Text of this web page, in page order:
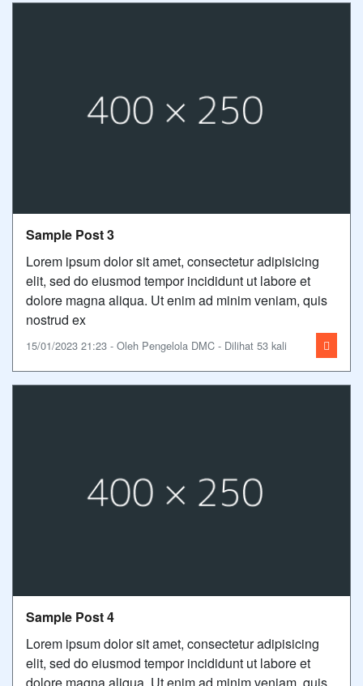
Sample Post 3
Lorem ipsum dolor sit amet, consectetur adipisicing
elit, sed do eiusmod tempor incididunt ut labore et
dolore magna aliqua. Ut enim ad minim veniam, quis
nostrud ex
15/01/2023 21:23 - Oleh Pengelola DMC - Dilihat 53 kali
Sample Post 4
Lorem ipsum dolor sit amet, consectetur adipisicing
elit, sed do eiusmod tempor incididunt ut labore et